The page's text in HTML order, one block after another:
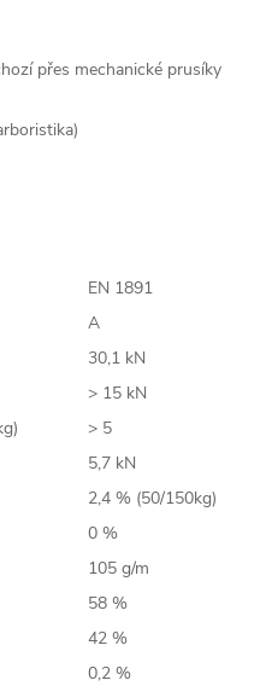
přes mechanické prusíky
EN 1891
A
30,1 kN
> 15 kN
> 5
5,7 kN
2,4 % (50/150kg)
0 %
105 g/m
58 %
42 %
0,2 %